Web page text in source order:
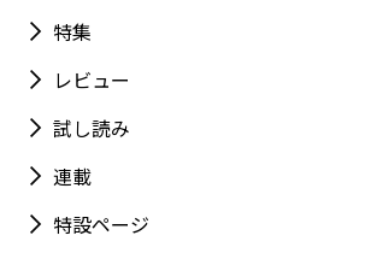
特集
レビュー
試し読み
連載
特設ページ